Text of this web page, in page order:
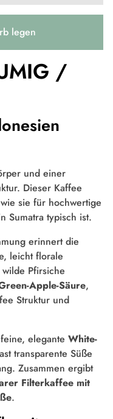
legen
/
und einer
Dieser Kaffee
sie für hochwertige
Sumatra typisch ist.
erinnert die
leicht florale
Pfirsiche
Apple-Säure,
Struktur und
elegante White-
transparente Süße
Zusammen ergibt
Filterkaffee mit
.